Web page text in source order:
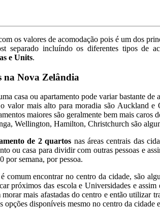
os valores de acomodação pois é um dos
separado incluíndo os diferentes tipos de
e Units.
na Nova Zelândia
casa ou apartamento pode variar bastante
valor mais alto para moradia são Auckland e
maiores são geralmente bem mais caros
Wellington, Hamilton, Christchurch são
de 2 quartos nas áreas centrais das
ou casa para dividir com outras pessoas e
semana, por pessoa.
comum encontrar no centro da cidade, são
próximos das escola e Universidades e
morar mais afastadas do centro e então utilizar
opções disponíveis mesmo no centro da